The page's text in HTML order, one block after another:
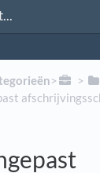
​>​ ​ > ​